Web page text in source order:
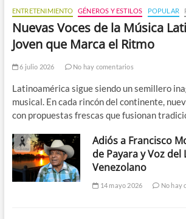
ENTRETENIMIENTO GÉNEROS Y ESTILOS POPULAR
Nuevas Voces de la Música
Joven que Marca el Ritmo
6 julio 2026 No hay comentarios
Latinoamérica sigue siendo un semillero
musical. En cada rincón del continente,
con propuestas frescas que fusionan
Adiós a Francisco
de Payara y Voz del
Venezolano
14 mayo 2026 No hay